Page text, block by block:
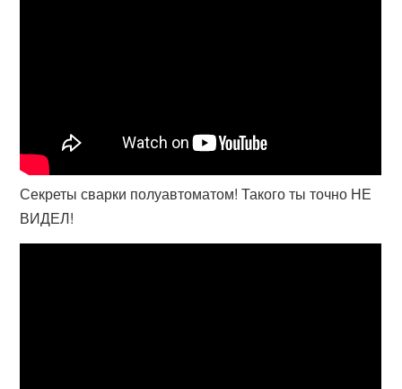
Секреты сварки полуавтоматом! Такого ты точно НЕ
ВИДЕЛ!